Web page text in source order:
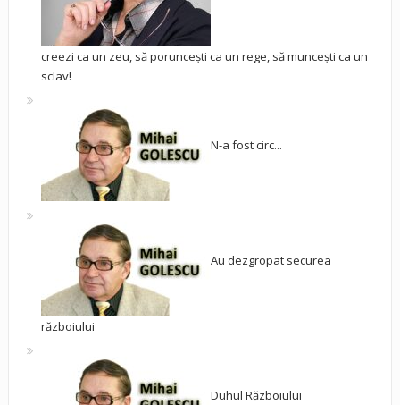
creezi ca un zeu, să poruncești ca un rege, să muncești ca un
sclav!
N-a fost circ...
Au dezgropat securea
războiului
Duhul Războiului